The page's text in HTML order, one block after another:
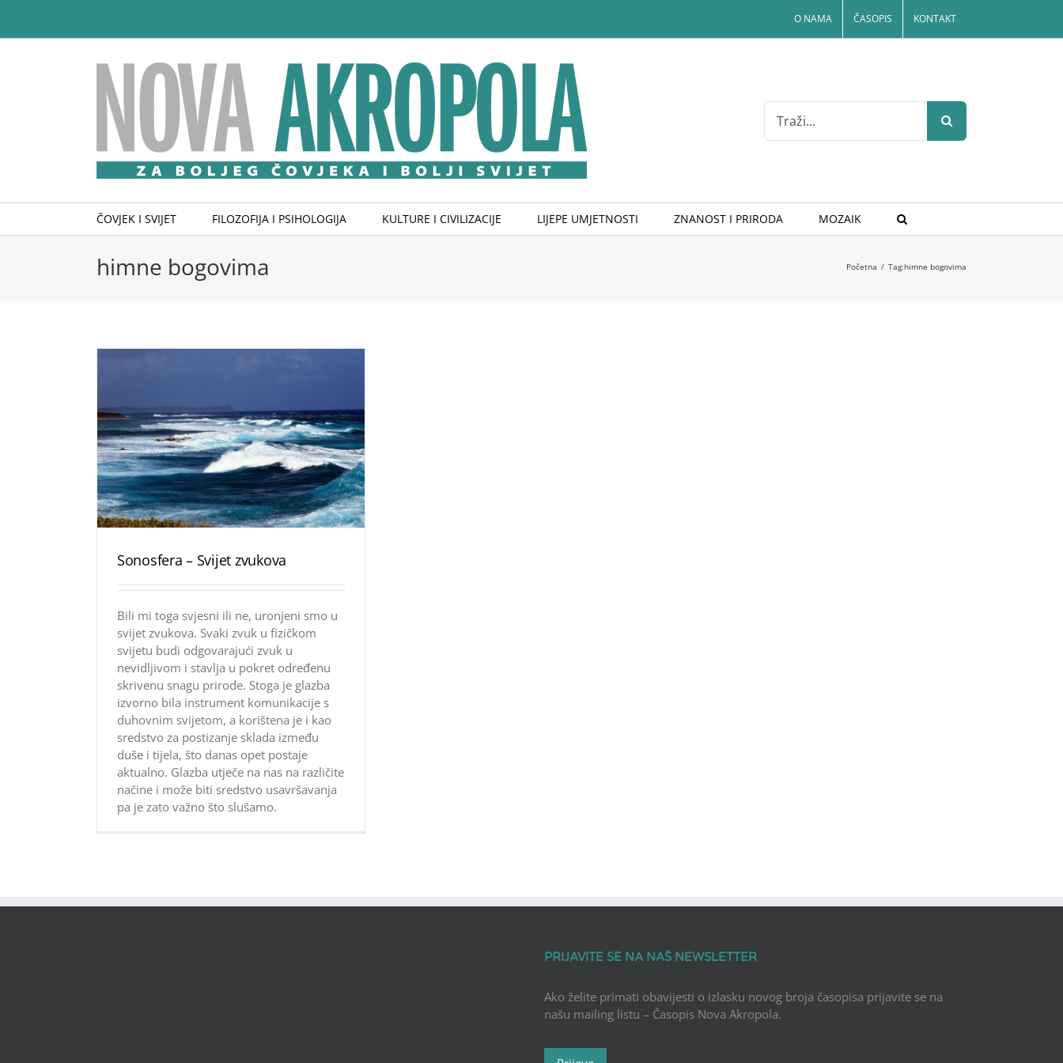
content
O NAMA ČASOPIS KONTAKT
Search
for:
ČOVJEK I SVIJET FILOZOFIJA I PSIHOLOGIJA KULTURE I CIVILIZACIJE LIJEPE UMJETNOSTI ZNANOST I PRIRODA MOZAIK
himne bogovima Početna / Tag:himne bogovima
Sonosfera – Svijet zvukova
Bili mi toga svjesni ili ne, uronjeni smo u
svijet zvukova. Svaki zvuk u fizičkom
svijetu budi odgovarajući zvuk u
nevidljivom i stavlja u pokret određenu
skrivenu snagu prirode. Stoga je glazba
izvorno bila instrument komunikacije s
duhovnim svijetom, a korištena je i kao
sredstvo za postizanje sklada između
duše i tijela, što danas opet postaje
aktualno. Glazba utječe na nas na različite
načine i može biti sredstvo usavršavanja
pa je zato važno što slušamo.
PRIJAVITE SE NA NAŠ NEWSLETTER
Ako želite primati obavijesti o izlasku novog broja časopisa prijavite se na
našu mailing listu – Časopis Nova Akropola.